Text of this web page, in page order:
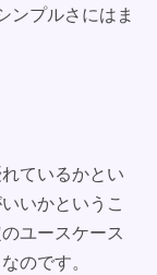
ンプルさにはま
ているかとい
いかというこ
ユースケース
のです。